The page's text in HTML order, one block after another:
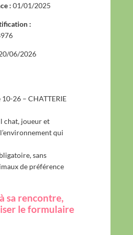
: 01/01/2025
:
06/2026
26 – CHATTERIE
chat, joueur et
qui
sans
de préférence
sa rencontre,
le formulaire